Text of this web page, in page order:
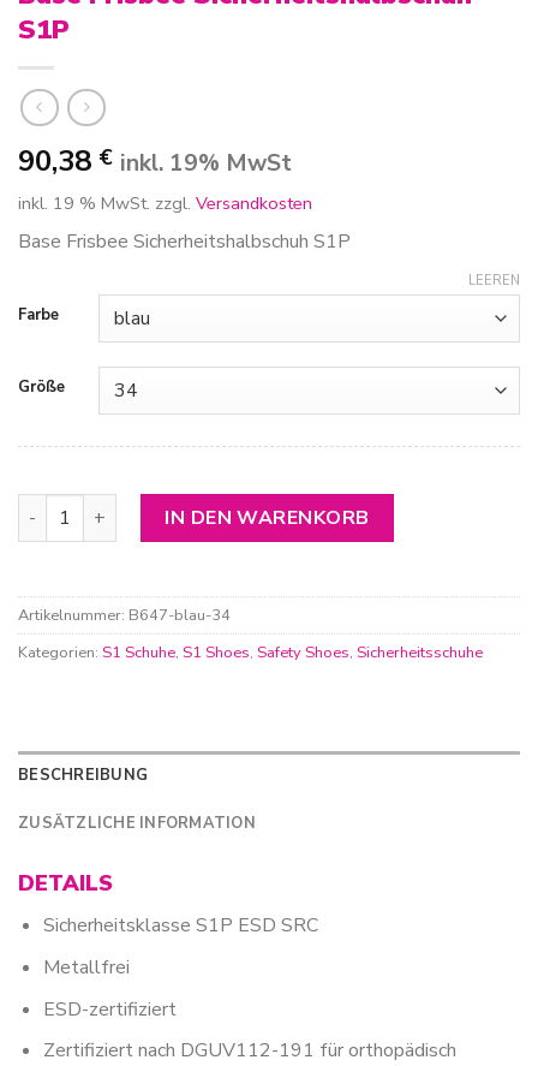
S1P
90,38 € inkl. 19% MwSt
inkl. 19 % MwSt. zzgl. Versandkosten
Base Frisbee Sicherheitshalbschuh S1P
Farbe
Größe
LEEREN
Base Frisbee Sicherheitshalbschuh S1P Menge
IN DEN WARENKORB
Artikelnummer: B647-blau-34
Kategorien: S1 Schuhe, S1 Shoes, Safety Shoes, Sicherheitsschuhe
BESCHREIBUNG
ZUSÄTZLICHE INFORMATION
DETAILS
Sicherheitsklasse S1P ESD SRC
Metallfrei
ESD-zertifiziert
Zertifiziert nach DGUV112-191 für orthopädisch